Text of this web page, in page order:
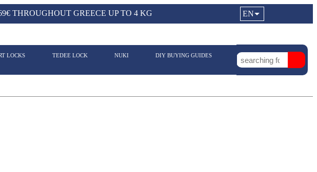
THROUGHOUT GREECE UP TO 4 KG a11y.languageSelection:
EN
LOCKS TEDEE LOCK NUKI DIY BUYING GUIDES